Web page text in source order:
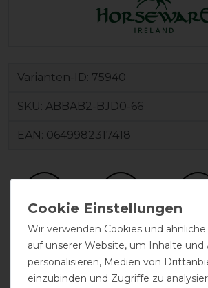
Varianten-ID: 75940
SKU: ABBAB2-BJD0-66
EAN: 0649982317418
Wir verwenden Cookies und
auf unserer Website, um Inhalte und
personalisieren, Medien von
einzubinden und Zugriffe zu